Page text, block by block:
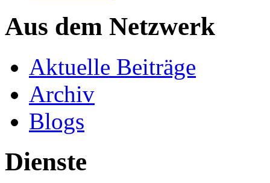
Aus dem Netzwerk
Aktuelle Beiträge
Archiv
Blogs
Dienste